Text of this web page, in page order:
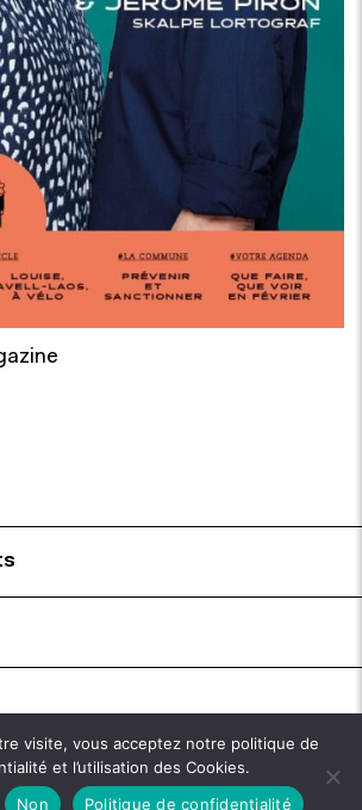
visite, vous acceptez notre politique de
et l’utilisation des Cookies.
Non Politique de confidentialité